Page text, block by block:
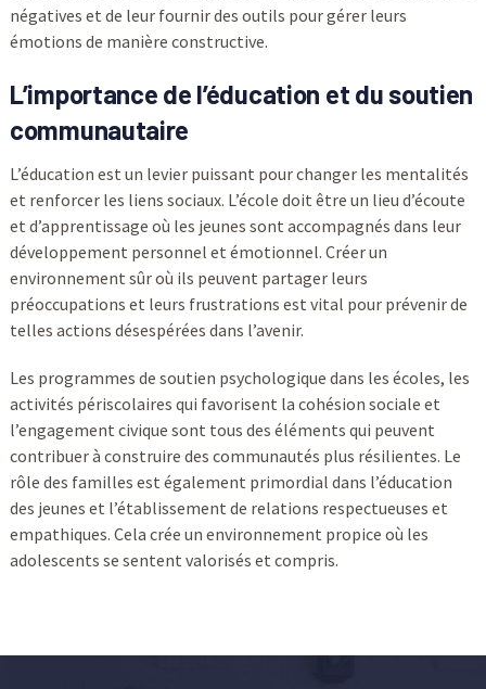
négatives et de leur fournir des outils pour gérer leurs
émotions de manière constructive.
L’importance de l’éducation et du soutien
communautaire
L’éducation est un levier puissant pour changer les mentalités
et renforcer les liens sociaux. L’école doit être un lieu d’écoute
et d’apprentissage où les jeunes sont accompagnés dans leur
développement personnel et émotionnel. Créer un
environnement sûr où ils peuvent partager leurs
préoccupations et leurs frustrations est vital pour prévenir de
telles actions désespérées dans l’avenir.
Les programmes de soutien psychologique dans les écoles, les
activités périscolaires qui favorisent la cohésion sociale et
l’engagement civique sont tous des éléments qui peuvent
contribuer à construire des communautés plus résilientes. Le
rôle des familles est également primordial dans l’éducation
des jeunes et l’établissement de relations respectueuses et
empathiques. Cela crée un environnement propice où les
adolescents se sentent valorisés et compris.